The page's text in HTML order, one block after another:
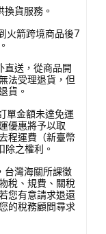
貨服務。
火箭跨境商品後7
直送，從商品開
法受理退貨，但
貨。
單金額未達免運
優惠將予以取
程運費（新臺幣
除之權利。
台灣海關所課徵
稅、規費、關稅
您有意請求退還
的稅務顧問尋求